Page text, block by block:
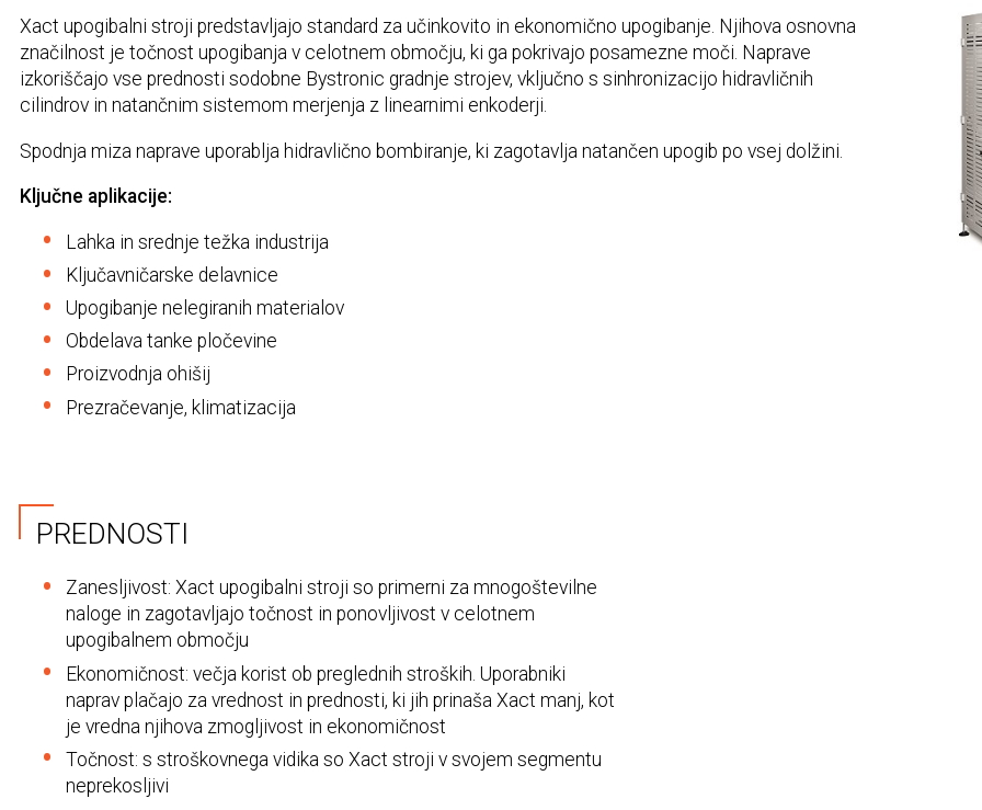
Xact upogibalni stroji predstavljajo standard za učinkovito in ekonomično upogibanje. Njihova osnovna
značilnost je točnost upogibanja v celotnem območju, ki ga pokrivajo posamezne moči. Naprave
izkoriščajo vse prednosti sodobne Bystronic gradnje strojev, vključno s sinhronizacijo hidravličnih
cilindrov in natančnim sistemom merjenja z linearnimi enkoderji.
Spodnja miza naprave uporablja hidravlično bombiranje, ki zagotavlja natančen upogib po vsej dolžini.
Ključne aplikacije:
Lahka in srednje težka industrija
Ključavničarske delavnice
Upogibanje nelegiranih materialov
Obdelava tanke pločevine
Proizvodnja ohišij
Prezračevanje, klimatizacija
PREDNOSTI
Zanesljivost: Xact upogibalni stroji so primerni za mnogoštevilne
naloge in zagotavljajo točnost in ponovljivost v celotnem
upogibalnem območju
Ekonomičnost: večja korist ob preglednih stroških. Uporabniki
naprav plačajo za vrednost in prednosti, ki jih prinaša Xact manj, kot
je vredna njihova zmogljivost in ekonomičnost
Točnost: s stroškovnega vidika so Xact stroji v svojem segmentu
neprekosljivi